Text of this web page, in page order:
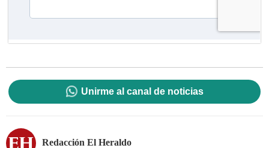
Unirme al canal de noticias
Redacción El Heraldo